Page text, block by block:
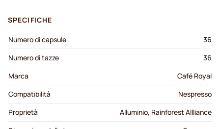
SPECIFICHE
Numero di capsule
36
Numero di tazze
36
Marca
Café Royal
Compatibilità
Nespresso
Proprietà
Alluminio, Rainforest Allliance